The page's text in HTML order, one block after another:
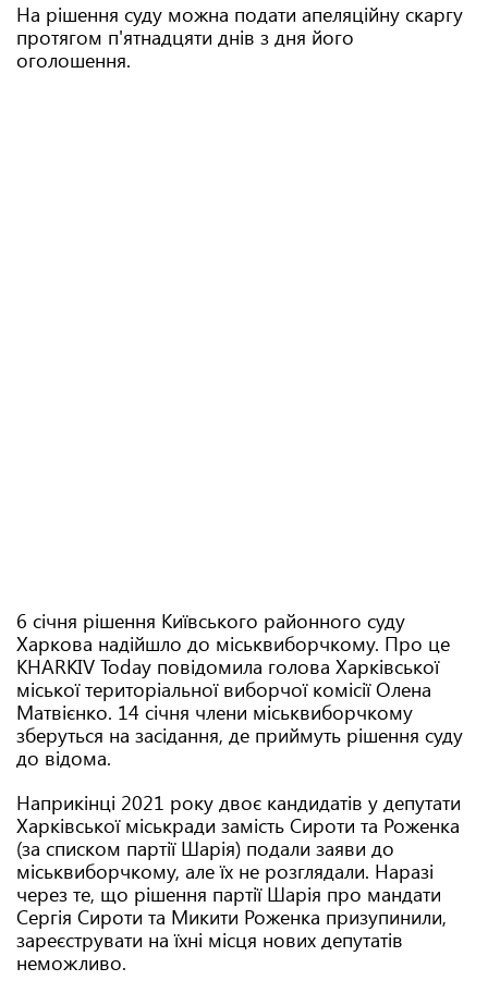
На рішення суду можна подати апеляційну скаргу
протягом п'ятнадцяти днів з дня його
оголошення.
6 січня рішення Київського районного суду
Харкова надійшло до міськвиборчкому. Про це
KHARKIV Today повідомила голова Харківської
міської територіальної виборчої комісії Олена
Матвієнко. 14 січня члени міськвиборчкому
зберуться на засідання, де приймуть рішення суду
до відома.
Наприкінці 2021 року двоє кандидатів у депутати
Харківської міськради замість Сироти та Роженка
(за списком партії Шарія) подали заяви до
міськвиборчкому, але їх не розглядали. Наразі
через те, що рішення партії Шарія про мандати
Сергія Сироти та Микити Роженка призупинили,
зареєструвати на їхні місця нових депутатів
неможливо.